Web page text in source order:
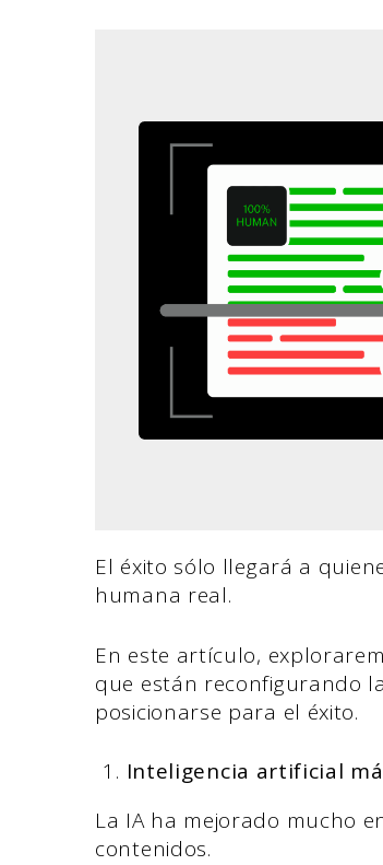
El éxito sólo llegará a
humana real.
En este artículo,
que están reconfigurando
posicionarse para el éxito.
Inteligencia artificial
La IA ha mejorado mucho
contenidos.